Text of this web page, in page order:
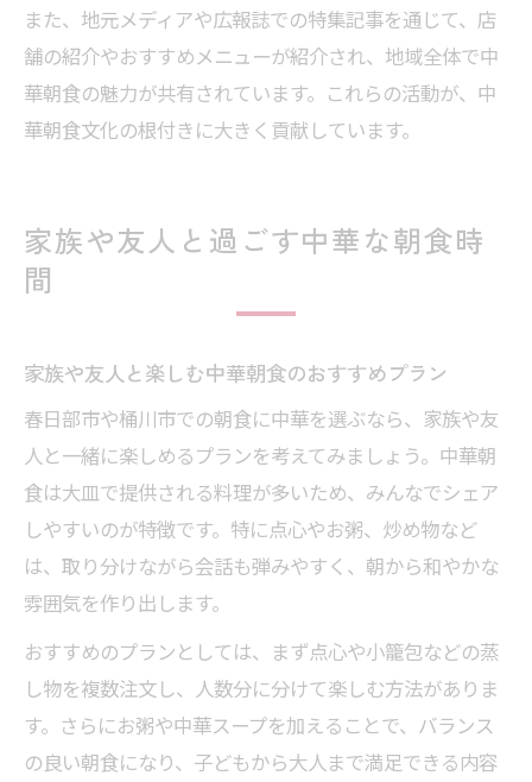
また、地元メディアや広報誌での特集記事を通じて、店
舗の紹介やおすすめメニューが紹介され、地域全体で中
華朝食の魅力が共有されています。これらの活動が、中
華朝食文化の根付きに大きく貢献しています。
家族や友人と過ごす中華な朝食時
間
家族や友人と楽しむ中華朝食のおすすめプラン
春日部市や桶川市での朝食に中華を選ぶなら、家族や友
人と一緒に楽しめるプランを考えてみましょう。中華朝
食は大皿で提供される料理が多いため、みんなでシェア
しやすいのが特徴です。特に点心やお粥、炒め物など
は、取り分けながら会話も弾みやすく、朝から和やかな
雰囲気を作り出します。
おすすめのプランとしては、まず点心や小籠包などの蒸
し物を複数注文し、人数分に分けて楽しむ方法がありま
す。さらにお粥や中華スープを加えることで、バランス
の良い朝食になり、子どもから大人まで満足できる内容